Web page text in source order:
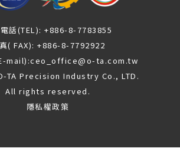
話(TEL): +886-8-7783855
( FAX): +886-8-7792922
mail):ceo_office@o-ta.com.tw
TA Precision Industry Co., LTD.
All rights reserved.
隱私權政策